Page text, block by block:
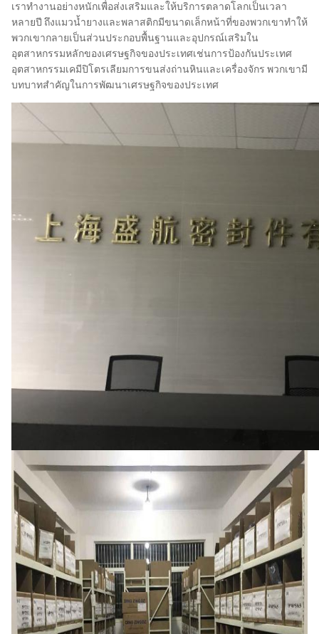
เราทำงานอย่างหนักเพื่อส่งเสริมและให้บริการตลาดโลกเป็นเวลา
หลายปี ถึงแมวน้ำยางและพลาสติกมีขนาดเล็กหน้าที่ของพวกเขาทำให้
พวกเขากลายเป็นส่วนประกอบพื้นฐานและอุปกรณ์เสริมใน
อุตสาหกรรมหลักของเศรษฐกิจของประเทศเช่นการป้องกันประเทศ
อุตสาหกรรมเคมีปิโตรเลียมการขนส่งถ่านหินและเครื่องจักร พวกเขามี
บทบาทสำคัญในการพัฒนาเศรษฐกิจของประเทศ